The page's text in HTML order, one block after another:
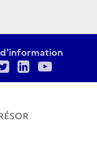
TwitterLinkedIn